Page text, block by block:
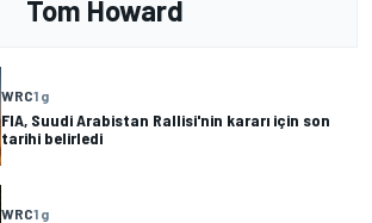
Tom Howard
WRC1 g
FIA, Suudi Arabistan Rallisi'nin kararı için son
tarihi belirledi
WRC1 g